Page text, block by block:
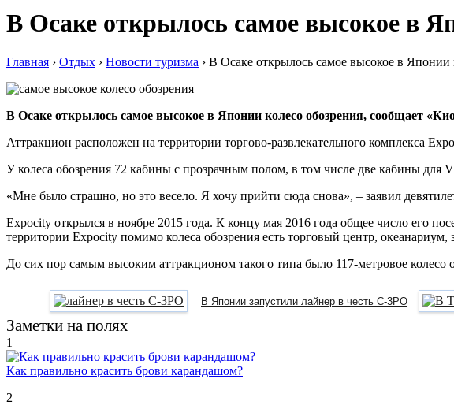
В Осаке открылось самое высокое в
Главная › Отдых › Новости туризма › В Осаке открылось самое высокое в Японии
В Осаке открылось самое высокое в Японии колесо обозрения, сообщает
Аттракцион расположен на территории торгово-развлекательного комплекса
У колеса обозрения 72 кабины с прозрачным полом, в том числе две кабины для
«Мне было страшно, но это весело. Я хочу прийти сюда снова», – заявил
Expocity открылся в ноябре 2015 года. К концу мая 2016 года общее число его
территории Expocity помимо колеса обозрения есть торговый центр, океанариум,
До сих пор самым высоким аттракционом такого типа было 117-метровое колесо
В Японии запустили лайнер в честь C-3PO
Заметки на полях
1
Как правильно красить брови карандашом?
2